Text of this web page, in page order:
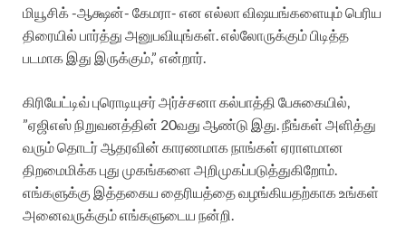
மியூசிக் -ஆக்ஷன்- கேமரா- என எல்லா விஷயங்களையும் பெரிய
திரையில் பார்த்து அனுபவியுங்கள். எல்லோருக்கும் பிடித்த
படமாக இது இருக்கும்,” என்றார்.
கிரியேட்டிவ் புரொடியுசர் அர்ச்சனா கல்பாத்தி பேசுகையில்,
”ஏஜிஎஸ் நிறுவனத்தின் 20வது ஆண்டு இது. நீங்கள் அளித்து
வரும் தொடர் ஆதரவின் காரணமாக நாங்கள் ஏராளமான
திறமைமிக்க புது முகங்களை அறிமுகப்படுத்துகிறோம்.
எங்களுக்கு இத்தகைய தைரியத்தை வழங்கியதற்காக உங்கள்
அனைவருக்கும் எங்களுடைய நன்றி.